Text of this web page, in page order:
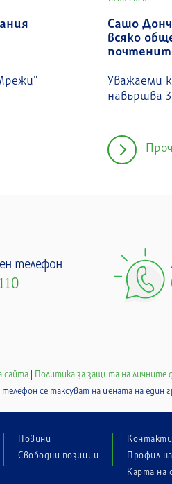
Сашо
всяко
Уважаеми
навършва
телефон
сайта
Политика за защита на личните
се таксуват на цената на
Новини
Свободни позиции
Контакти
Профил
Карта на